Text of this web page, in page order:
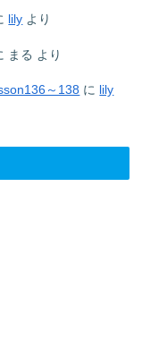
lily より
まる より
～138 に lily